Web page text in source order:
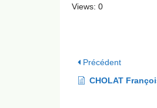
Views: 0
Précédent
CHOLAT François,